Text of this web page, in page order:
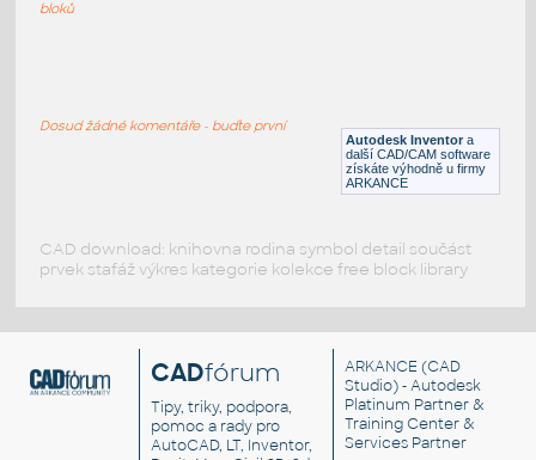
Lego 10197-DkBluishGray
Autodesk Inventor a
další CAD/CAM software
získáte výhodně u firmy
ARKANCE
bloků
Dosud žádné komentáře - buďte první
CAD download: knihovna rodina symbol detail součást
prvek stafáž výkres kategorie kolekce free block library
CADfórum
Tipy, triky, podpora,
pomoc a rady pro
AutoCAD, LT, Inventor,
ARKANCE (CAD
Studio) - Autodesk
Platinum Partner &
Training Center &
Services Partner